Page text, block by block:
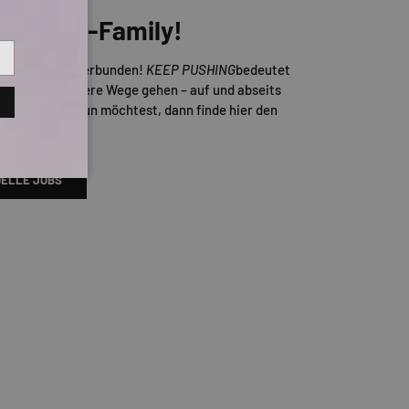
TITUS-Family!
verbunden! KEEP PUSHINGbedeutet
mal andere Wege gehen – auf und abseits
gemeinsam tun möchtest, dann finde hier den
JOBS